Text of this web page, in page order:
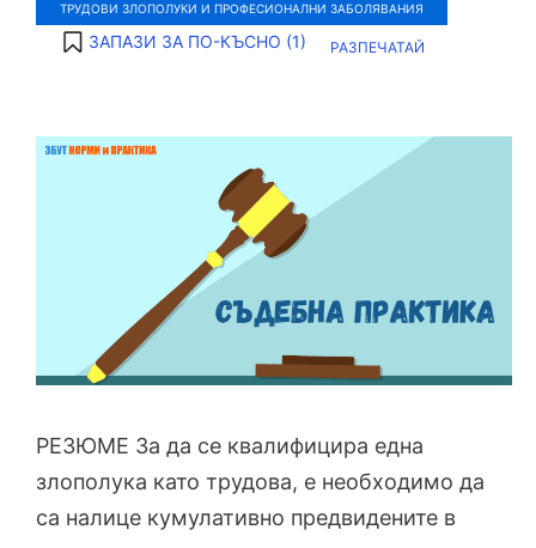
ТРУДОВИ ЗЛОПОЛУКИ И ПРОФЕСИОНАЛНИ ЗАБОЛЯВАНИЯ
ЗАПАЗИ ЗА ПО-КЪСНО (1) РАЗПЕЧАТАЙ
РЕЗЮМЕ За да се квалифицира една
злополука като трудова, е необходимо да
са налице кумулативно предвидените в